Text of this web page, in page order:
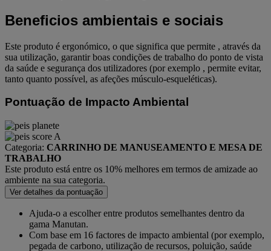
Beneficios ambientais e sociais
Este produto é ergonómico, o que significa que permite , através da
sua utilização, garantir boas condições de trabalho do ponto de vista
da saúde e segurança dos utilizadores (por exemplo , permite evitar,
tanto quanto possível, as afeções músculo-esqueléticas).
Pontuação de Impacto Ambiental
Categoria: CARRINHO DE MANUSEAMENTO E MESA DE
TRABALHO
Este produto está entre os 10% melhores em termos de amizade ao
ambiente na sua categoria.
Ver detalhes da pontuação
Ajuda-o a escolher entre produtos semelhantes dentro da
gama Manutan.
Com base em 16 factores de impacto ambiental (por exemplo,
pegada de carbono, utilização de recursos, poluição, saúde